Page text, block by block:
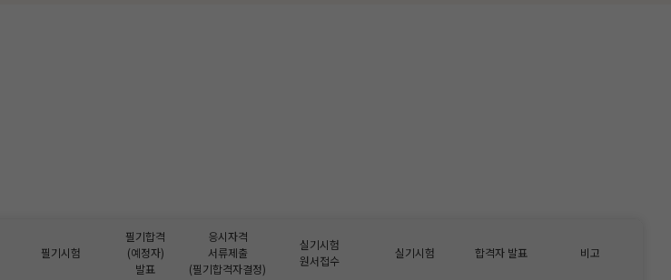
필기시험
필기합격
(예정자)
발표
응시자격
서류제출
(필기합격자결정)
실기시험
원서접수
실기시험 합격자 발표 비고